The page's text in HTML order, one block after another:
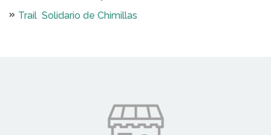
Trail Solidario de Chimillas